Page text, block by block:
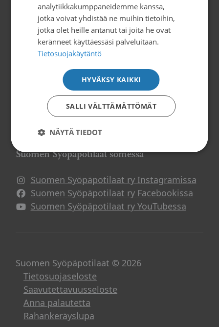
Tilaa uutiskirje
Suomen Syöpäpotilaat ry
Potilasoppaat
Potilasverkostot
Syöpä ja työ
Suomen Syöpäpotilaat somessa
Suomen Syöpäpotilaat ry Instagramissa
Suomen Syöpäpotilaat ry Facebookissa
Suomen Syöpäpotilaat ry YouTubessa
Suomen Syöpäpotilaat © 2026
Tietosuojaseloste
Saavutettavuusseloste
Anna palautetta
Rahankeräyslupa
analytiikkakumppaneidemme kanssa,
jotka voivat yhdistää ne muihin tietoihin,
jotka olet heille antanut tai joita he ovat
keränneet käyttäessäsi palveluitaan.
Tietosuojakäytäntö
HYVÄKSY KAIKKI
SALLI VÄLTTÄMÄTTÖMÄT
NÄYTÄ TIEDOT